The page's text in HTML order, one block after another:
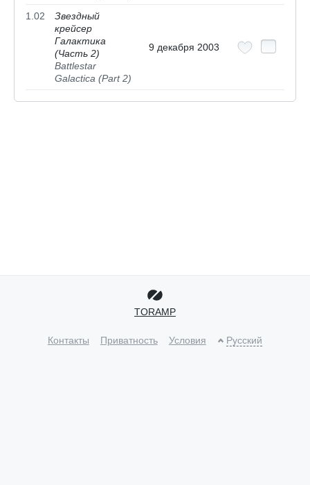
1.02
Звездный
крейсер
Галактика
(Часть 2)
Battlestar
Galactica (Part 2)
9 декабря 2003
TORAMP
Контакты Приватность Условия Русский